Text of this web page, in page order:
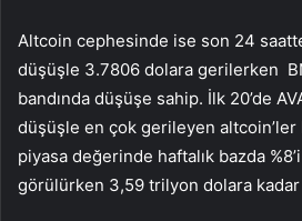
Altcoin cephesinde ise son 24
düşüşle 3.7806 dolara gerilerken
bandında düşüşe sahip. İlk 20’de
düşüşle en çok gerileyen altcoin’ler
piyasa değerinde haftalık bazda
görülürken 3,59 trilyon dolara